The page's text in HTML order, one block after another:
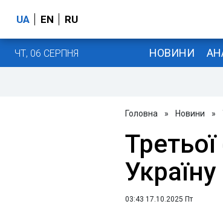
UA EN RU
ЧТ, 06 СЕРПНЯ НОВИНИ
Головна » Новини »
03:43 17.10.2025 Пт